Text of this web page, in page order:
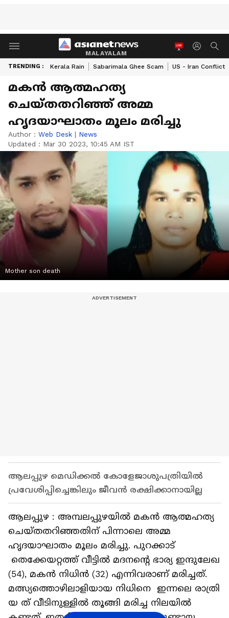
MALAYALAM
TRENDING : Kerala Rain Sabarimala Ghee Scam US - Iran Conflict
മകൻ ആത്മഹ​ത്യ
ചെയ്തതറിഞ്ഞ് അമ്മ
ഹൃദയാഘാതം മൂലം മരിച്ചു
Author : Web Desk | News
Updated : Mar 30 2023, 10:45 AM IST
Mother son death
ആലപ്പുഴ മെഡിക്കൽ കോളേജാശുപത്രിയിൽ
പ്രവേശിപ്പിച്ചെങ്കിലും ജീവൻ രക്ഷിക്കാനായില്ല
ആലപ്പുഴ : അമ്പലപ്പുഴയിൽ മകൻ ആത്മഹത്യ
ചെയ്തതറിഞ്ഞതിന് പിന്നാലെ അമ്മ
ഹൃദയാഘാതം മൂലം മരിച്ചു. പുറക്കാട്
തെക്കേയറ്റത്ത് വീട്ടിൽ മദനൻ്റെ ഭാര്യ ഇന്ദുലേഖ
(54), മകൻ നിധിൻ (32) എന്നിവരാണ് മരിച്ചത്.
മത്സ്യത്തൊഴിലാളിയായ നിധിനെ ഇന്നലെ രാത്രി
യ ത് വീടിനുള്ളിൽ തൂങ്ങി മരിച്ച നിലയിൽ